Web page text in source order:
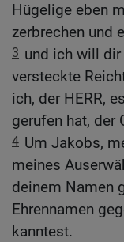
Hügelige eben
zerbrechen und
3 und ich will dir
versteckte
ich, der HERR,
gerufen hat, der
4 Um Jakobs,
meines
deinem Namen
Ehrennamen
kanntest.